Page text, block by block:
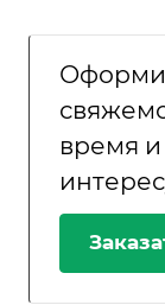
время и